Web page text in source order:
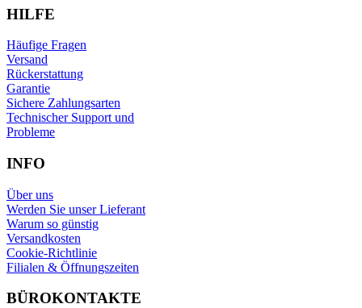
HILFE
Häufige Fragen
Versand
Rückerstattung
Garantie
Sichere Zahlungsarten
Technischer Support und
Probleme
INFO
Über uns
Werden Sie unser Lieferant
Warum so günstig
Versandkosten
Cookie-Richtlinie
Filialen & Öffnungszeiten
BÜROKONTAKTE